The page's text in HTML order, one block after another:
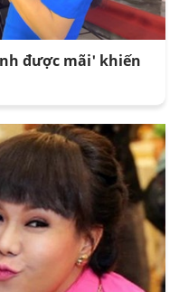
được mãi' khiến